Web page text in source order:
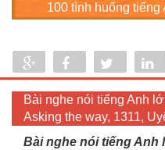
100 tình huống
Share Share Tweet
Bài nghe nói tiếng Anh
Asking the way, 1311,
Bài nghe nói tiếng Anh